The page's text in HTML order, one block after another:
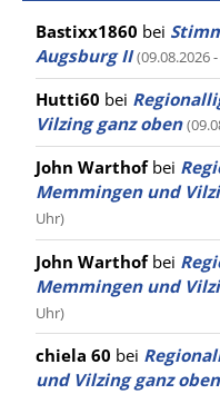
Bastixx1860 bei
Augsburg II (09.08.2026
Hutti60 bei
Vilzing ganz oben
John Warthofbei
Memmingen und
Uhr)
John Warthofbei
Memmingen und
Uhr)
chiela 60 bei
und Vilzing ganz oben